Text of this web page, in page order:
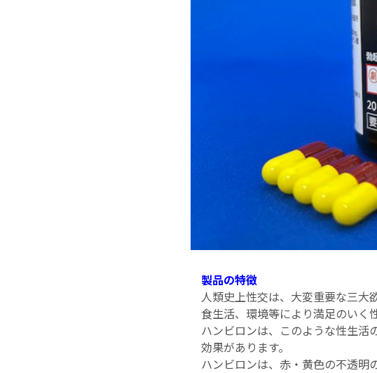
製品の特徴
人類史上性交は、大変重要な三大
食生活、環境等により満足のいく
ハンビロンは、このような性生活
効果があります。
ハンビロンは、赤・黄色の不透明